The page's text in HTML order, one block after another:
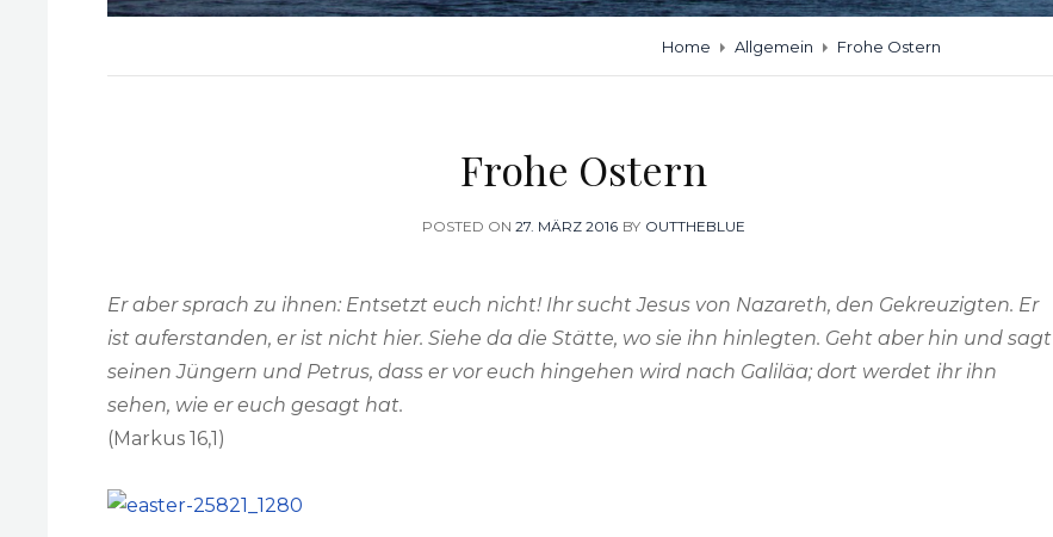
Home Allgemein Frohe Ostern
Frohe Ostern
POSTED ONPOSTED
27. MÄRZ 2016 BY OUTTHEBLUE
Er aber sprach zu ihnen: Entsetzt euch nicht! Ihr sucht Jesus von Nazareth, den Gekreuzigten. Er
ist auferstanden, er ist nicht hier. Siehe da die Stätte, wo sie ihn hinlegten. Geht aber hin und sagt
seinen Jüngern und Petrus, dass er vor euch hingehen wird nach Galiläa; dort werdet ihr ihn
sehen, wie er euch gesagt hat.
(Markus 16,1)